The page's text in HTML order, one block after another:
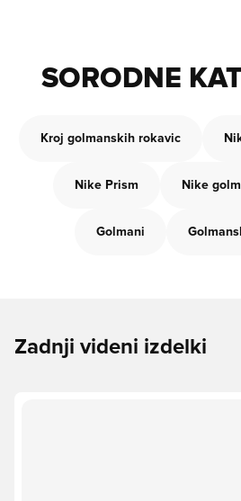
SORODNE
Kroj golmanskih rokavic
Nike Prism Nike
Golmani
Zadnji videni izdelki